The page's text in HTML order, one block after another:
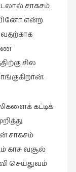
சாகசம்
என்ற
சில
கட்டிக்
சாகசம்
காசு வசூல்
செய்துவம்